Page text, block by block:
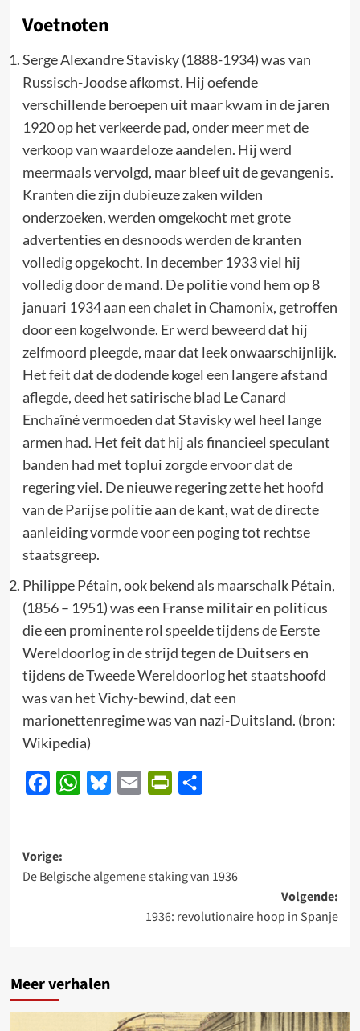
Voetnoten
Serge Alexandre Stavisky (1888-1934) was van
Russisch-Joodse afkomst. Hij oefende
verschillende beroepen uit maar kwam in de jaren
1920 op het verkeerde pad, onder meer met de
verkoop van waardeloze aandelen. Hij werd
meermaals vervolgd, maar bleef uit de gevangenis.
Kranten die zijn dubieuze zaken wilden
onderzoeken, werden omgekocht met grote
advertenties en desnoods werden de kranten
volledig opgekocht. In december 1933 viel hij
volledig door de mand. De politie vond hem op 8
januari 1934 aan een chalet in Chamonix, getroffen
door een kogelwonde. Er werd beweerd dat hij
zelfmoord pleegde, maar dat leek onwaarschijnlijk.
Het feit dat de dodende kogel een langere afstand
aflegde, deed het satirische blad Le Canard
Enchaîné vermoeden dat Stavisky wel heel lange
armen had. Het feit dat hij als financieel speculant
banden had met toplui zorgde ervoor dat de
regering viel. De nieuwe regering zette het hoofd
van de Parijse politie aan de kant, wat de directe
aanleiding vormde voor een poging tot rechtse
staatsgreep.
Philippe Pétain, ook bekend als maarschalk Pétain,
(1856 – 1951) was een Franse militair en politicus
die een prominente rol speelde tijdens de Eerste
Wereldoorlog in de strijd tegen de Duitsers en
tijdens de Tweede Wereldoorlog het staatshoofd
was van het Vichy-bewind, dat een
marionettenregime was van nazi-Duitsland. (bron:
Wikipedia)
FacebookWhatsApp
BlueskyEmail PrintFriendly
Bericht
navigatie
Vorige:
De Belgische algemene staking van 1936
Volgende:
1936: revolutionaire hoop in Spanje
Meer verhalen